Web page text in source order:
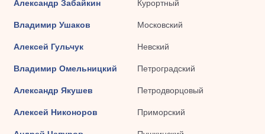
Александр Забайкин Курортный
Владимир Ушаков Московский
Алексей Гульчук Невский
Владимир Омельницкий Петроградский
Александр Якушев Петродворцовый
Алексей Никоноров Приморский